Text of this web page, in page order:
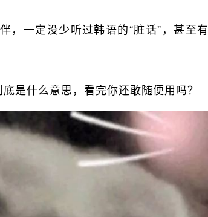
，一定没少听过韩语的“脏话”，甚至有
是什么意思，看完你还敢随便用吗？